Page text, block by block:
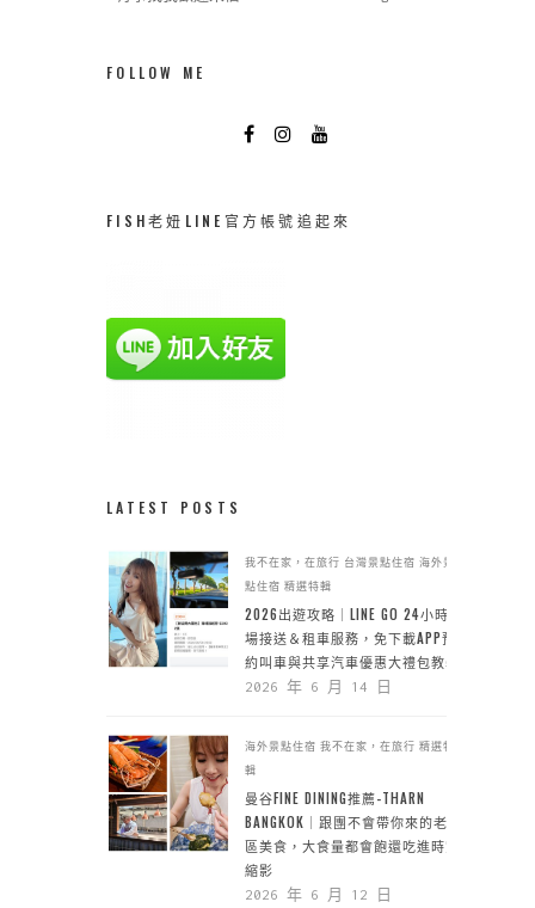
FOLLOW ME
FISH老妞LINE官方帳號追起來
LATEST POSTS
我不在家，在旅行 台灣景點住宿 海外景
點住宿 精選特輯
2026出遊攻略｜LINE GO 24小時機
場接送＆租車服務，免下載APP預
約叫車與共享汽車優惠大禮包教學
2026 年 6 月 14 日
海外景點住宿 我不在家，在旅行 精選特
輯
曼谷FINE DINING推薦-THARN
BANGKOK｜跟團不會帶你來的老城
區美食，大食量都會飽還吃進時空
縮影
2026 年 6 月 12 日